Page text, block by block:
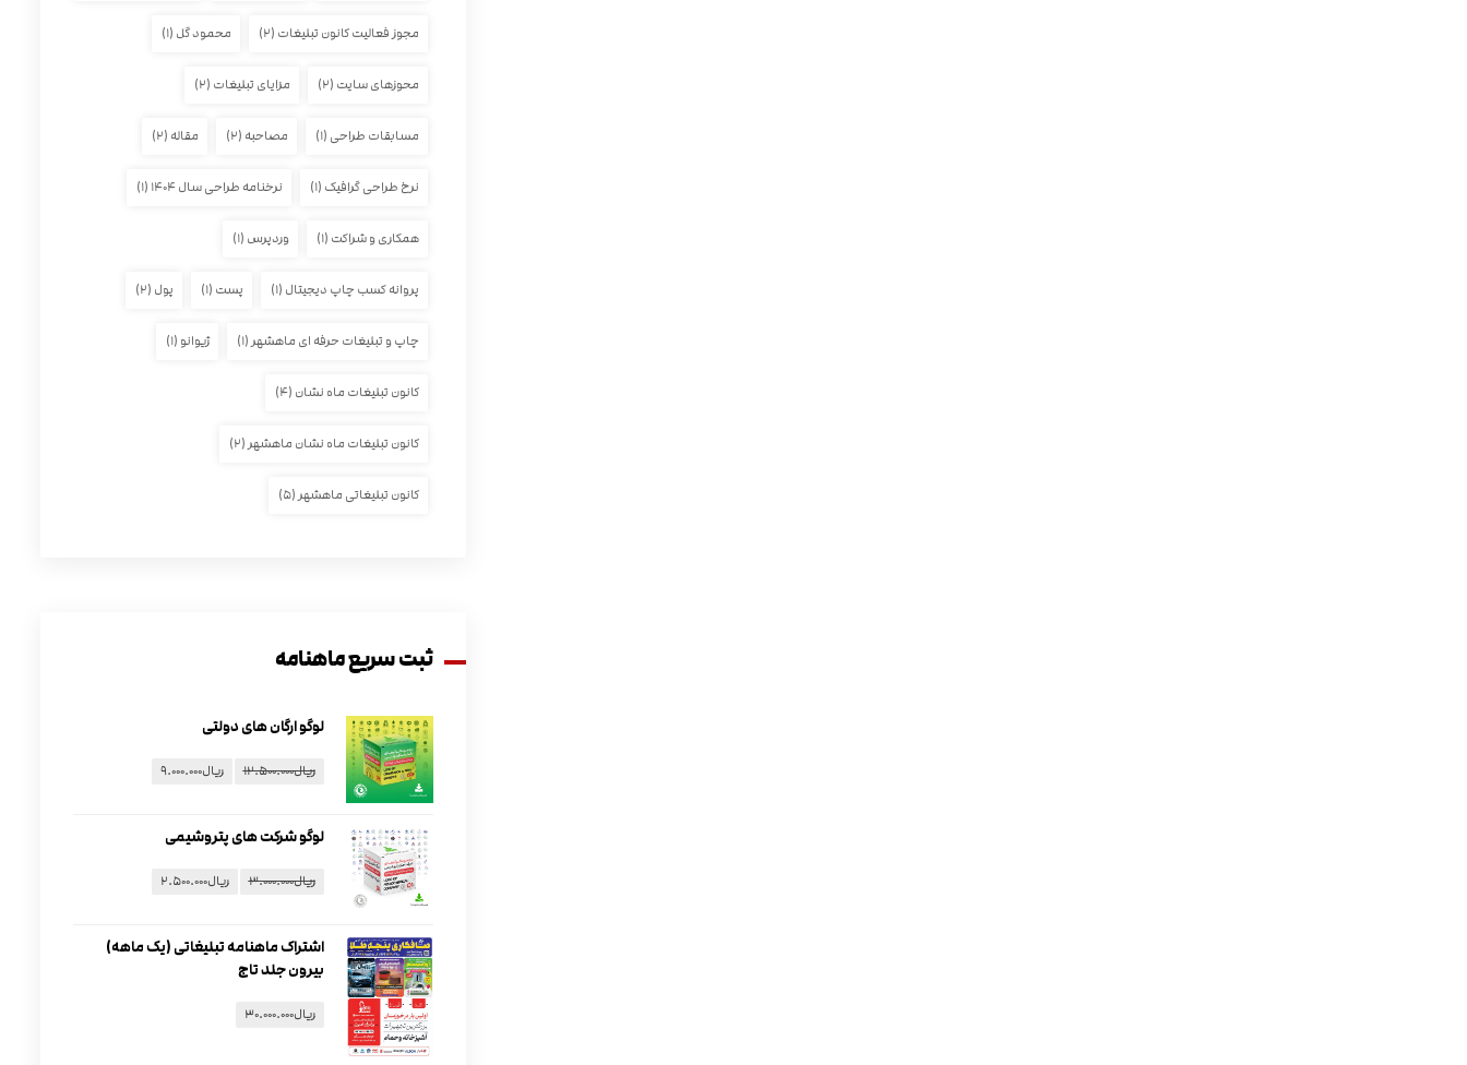
مجوز فعالیت کانون تبلیغات (۲) محمود گل (۱)
محوزهای سایت (۲) مزایای تبلیغات (۲)
مسابقات طراحی (۱) مصاحبه (۲) مقاله (۲)
نرخ طراحی گرافیک (۱) نرخنامه طراحی سال ۱۴۰۴ (۱)
همکاری و شراکت (۱) وردپرس (۱)
پروانه کسب چاپ دیجیتال (۱) پست (۱) پول (۲)
چاپ و تبلیغات حرفه ای ماهشهر (۱) ژیوانو (۱)
کانون تبلیغات ماه نشان (۴)
کانون تبلیغات ماه نشان ماهشهر (۲)
کانون تبلیغاتی ماهشهر (۵)
ثبت سریع ماهنامه
لوگو ارگان های دولتی
ریال۱۲.۵۰۰.۰۰۰ ریال۹.۰۰۰.۰۰۰
لوگو شرکت های پتروشیمی
ریال۳.۰۰۰.۰۰۰ ریال۲.۵۰۰.۰۰۰
اشتراک ماهنامه تبلیغاتی (یک ماهه)
بیرون جلد تاج
ریال۳۰.۰۰۰.۰۰۰